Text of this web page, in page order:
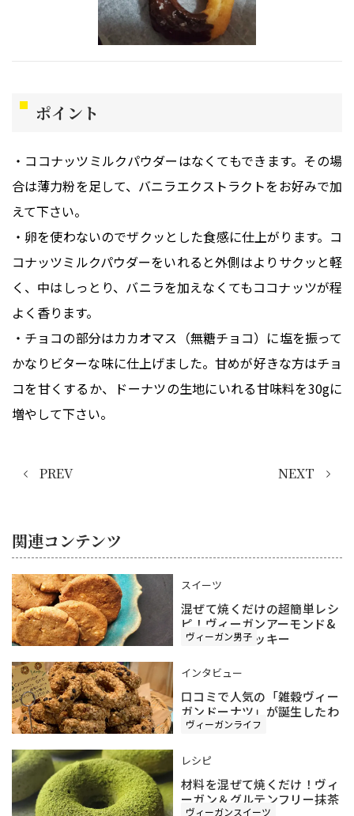
ポイント
・ココナッツミルクパウダーはなくてもできます。その場
合は薄力粉を足して、バニラエクストラクトをお好みで加
えて下さい。
・卵を使わないのでザクッとした食感に仕上がります。コ
コナッツミルクパウダーをいれると外側はよりサクッと軽
く、中はしっとり、バニラを加えなくてもココナッツが程
よく香ります。
・チョコの部分はカカオマス（無糖チョコ）に塩を振って
かなりビターな味に仕上げました。甘めが好きな方はチョ
コを甘くするか、ドーナツの生地にいれる甘味料を30gに
増やして下さい。
PREV NEXT
関連コンテンツ
スイーツ
混ぜて焼くだけの超簡単レシ
ピ！ヴィーガンアーモンド&
ココナッツクッキー
ヴィーガン男子
インタビュー
口コミで人気の「雑穀ヴィー
ガンドーナツ」が誕生したわ
け
ヴィーガンライフ
レシピ
材料を混ぜて焼くだけ！ヴィ
ーガン＆グルテンフリー抹茶
ヴィーガンスイーツ